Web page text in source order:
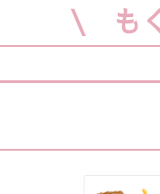
\ も